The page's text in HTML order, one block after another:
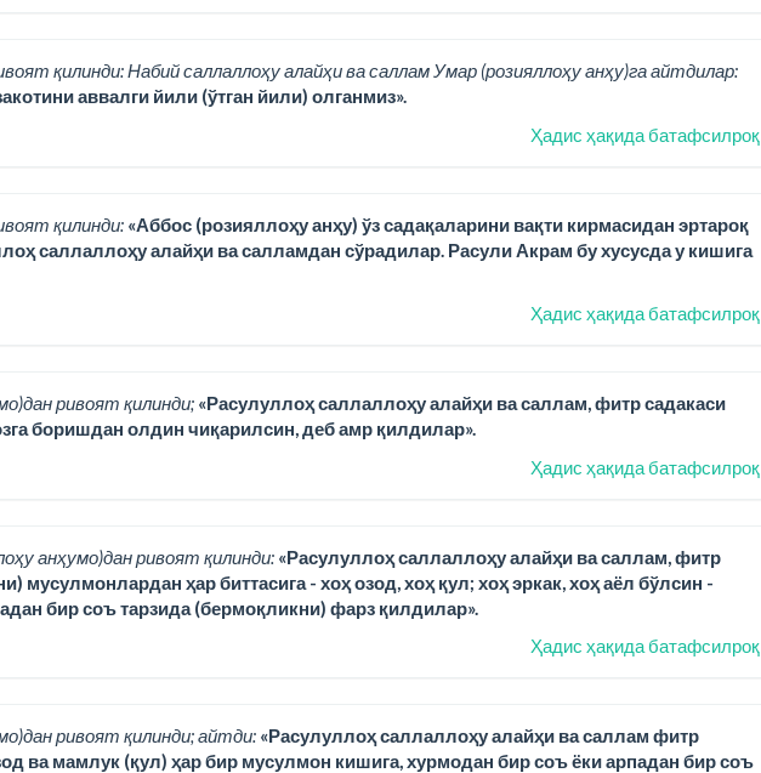
қилинди: Набий саллаллоҳу алайҳи ва саллам Умар (розияллоҳу анҳу)га айтдилар:
аввалги йили (ўтган йили) олганмиз».
Ҳадис ҳақида батафсилроқ
қилинди: «Аббос (розияллоҳу анҳу) ўз садақаларини вақти кирмасидан эртароқ
саллаллоҳу алайҳи ва салламдан сўрадилар. Расули Акрам бу хусусда у кишига
Ҳадис ҳақида батафсилроқ
ривоят қилинди; «Расулуллоҳ саллаллоҳу алайҳи ва саллам, фитр садакаси
боришдан олдин чиқарилсин, деб амр қилдилар».
Ҳадис ҳақида батафсилроқ
анҳумо)дан ривоят қилинди: «Расулуллоҳ саллаллоҳу алайҳи ва саллам, фитр
мусулмонлардан ҳар биттасига - хоҳ озод, хоҳ қул; хоҳ эркак, хоҳ аёл бўлсин -
бир соъ тарзида (бермоқликни) фарз қилдилар».
Ҳадис ҳақида батафсилроқ
ривоят қилинди; айтди: «Расулуллоҳ саллаллоҳу алайҳи ва саллам фитр
ва мамлук (қул) ҳар бир мусулмон кишига, хурмодан бир соъ ёки арпадан бир соъ